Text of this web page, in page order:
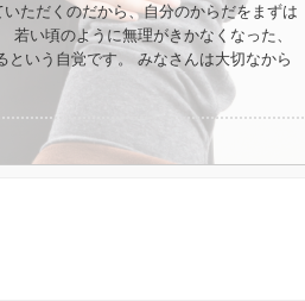
ただくのだから、自分のからだをまずは
い頃のように無理がきかなくなった、
いう自覚です。 みなさんは大切なから
の真剣な時間です。 だからこそ、私自
うようになりました。 予約を詰めすぎ
。 違和感を放置しないこと。 特別なこ
どうかで、 目の前の一人に向き合える
ちゃんと集中できる自分でありたいので